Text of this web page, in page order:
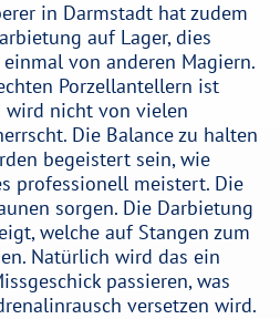
in Darmstadt hat zudem
auf Lager, dies
von anderen Magiern.
Porzellantellern ist
nicht von vielen
Die Balance zu halten
begeistert sein, wie
professionell meistert. Die
sorgen. Die Darbietung
welche auf Stangen zum
Natürlich wird das ein
passieren, was
versetzen wird.